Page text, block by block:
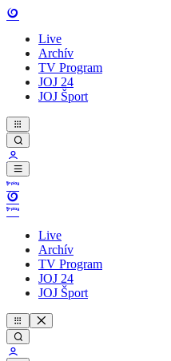
Live
Archív
TV Program
JOJ 24
JOJ Šport
Live
Archív
TV Program
JOJ 24
JOJ Šport